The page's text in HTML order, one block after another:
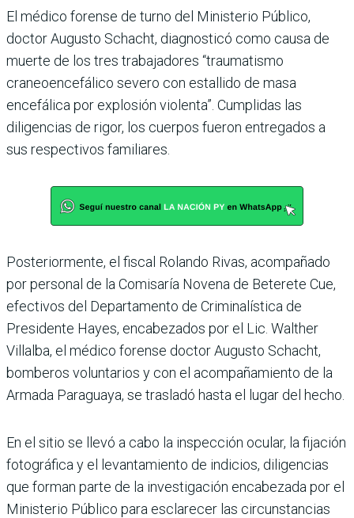
El médico forense de turno del Ministerio Público,
doctor Augusto Schacht, diagnosticó como causa de
muerte de los tres trabajadores “traumatismo
craneoencefálico severo con estallido de masa
encefálica por explosión violenta”. Cumplidas las
diligencias de rigor, los cuerpos fueron entregados a
sus respectivos familiares.
Posteriormente, el fiscal Rolando Rivas, acompañado
por personal de la Comisaría Novena de Beterete Cue,
efectivos del Departamento de Criminalística de
Presidente Hayes, encabezados por el Lic. Walther
Villalba, el médico forense doctor Augusto Schacht,
bomberos voluntarios y con el acompañamiento de la
Armada Paraguaya, se trasladó hasta el lugar del hecho.
En el sitio se llevó a cabo la inspección ocular, la fijación
fotográfica y el levantamiento de indicios, diligencias
que forman parte de la investigación encabezada por el
Ministerio Público para esclarecer las circunstancias